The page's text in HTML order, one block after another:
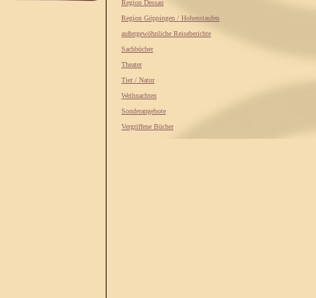
Region Dessau
Region Göppingen / Hohenstaufen
außergewöhnliche Reiseberichte
Sachbücher
Theater
Tier / Natur
Weihnachten
Sonderangebote
Vergriffene Bücher